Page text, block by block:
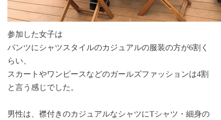
参加した女子は
パンツにシャツスタイルのカジュアルの服装の方が6割く
らい、
スカートやワンピースなどのガールズファッションは4割
と言う感じでした 。
男性は、 襟付きのカジュアルなシャツにTシャツ・細身の